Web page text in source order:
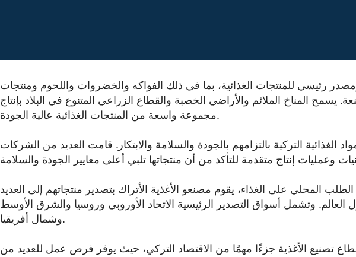
رئيسي للمنتجات الغذائية، بما في ذلك الفواكه والخضروات واللحوم ومنتجات
يسمح المناخ الملائم والأراضي الخصبة والقطاع الزراعي المتنوع في البلاد بإنتاج
مجموعة واسعة من المنتجات الغذائية عالية الجودة.
الغذائية التركية بالتزامهم بالجودة والسلامة والابتكار. قامت العديد من الشركات
الطلب المحلي على الغذاء، يقوم مصنعو الأغذية الأتراك بتصدير منتجاتهم إلى العديد
العالم. وتشمل أسواق التصدير الرئيسية الاتحاد الأوروبي وروسيا والشرق الأوسط
وشمال أفريقيا.
تصنيع الأغذية جزءًا مهمًا من الاقتصاد التركي، حيث يوفر فرص عمل للعديد من